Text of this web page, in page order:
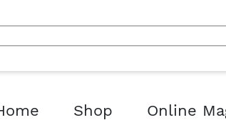
Shop Online